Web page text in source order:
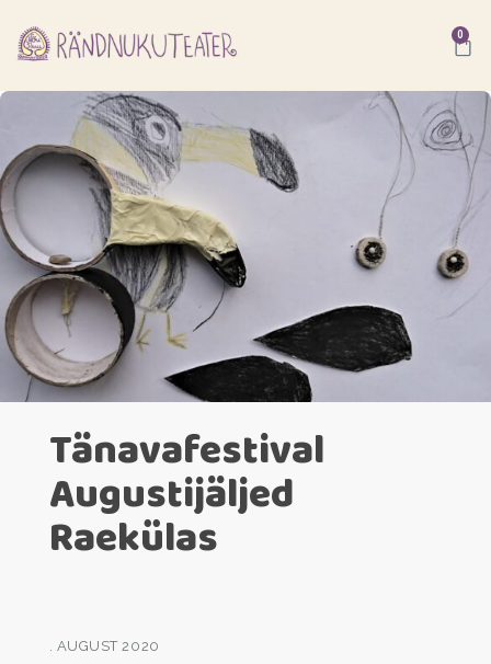
0
Tänavafestival
Augustijäljed
Raekülas
. AUGUST 2020